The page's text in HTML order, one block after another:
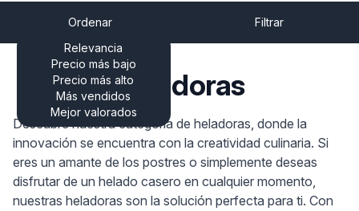
Ordenar
Relevancia
Precio más bajo
Precio más alto
Más vendidos
Mejor valorados
Filtrar
Heladoras
Descubre nuestra categoría de heladoras, donde la
innovación se encuentra con la creatividad culinaria. Si
eres un amante de los postres o simplemente deseas
disfrutar de un helado casero en cualquier momento,
nuestras heladoras son la solución perfecta para ti. Con